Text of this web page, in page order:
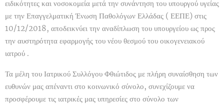
ειδικότητες και νοσοκομεία μετά την συνάντηση του υπουργού υγείας
με την Επαγγελματική Ένωση Παθολόγων Ελλάδας ( ΕΕΠΕ) στις
10/12/2018, αποδεικνύει την αναδίπλωση του υπουργείου ως προς
την αυστηρότητα εφαρμογής του νέου θεσμού του οικογενειακού
ιατρού .
Τα μέλη του Ιατρικού Συλλόγου Φθιώτιδος με πλήρη συναίσθηση των
ευθυνών μας απέναντι στο κοινωνικό σύνολο, συνεχίζουμε να
προσφέρουμε τις ιατρικές μας υπηρεσίες στο σύνολο των